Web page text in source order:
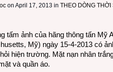
on April 17, 2013 in THEO DÒNG THỜI
tấm ảnh của hãng thông tấn
Mỹ) ngày 15-4-2013 có
hiện trường. Mặt nạn nhân
và quần áo.